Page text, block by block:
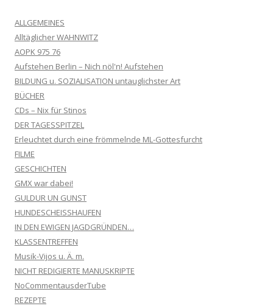
ALLGEMEINES
Alltäglicher WAHNWITZ
AOPK 975 76
Aufstehen Berlin – Nich nöl'n! Aufstehen
BILDUNG u. SOZIALISATION untauglichster Art
BÜCHER
CDs – Nix für Stinos
DER TAGESSPITZEL
Erleuchtet durch eine frömmelnde ML-Gottesfurcht
FILME
GESCHICHTEN
GMX war dabei!
GULDUR UN GUNST
HUNDESCHEISSHAUFEN
IN DEN EWIGEN JAGDGRÜNDEN…
KLASSENTREFFEN
Musik-Vijos u. Ä. m.
NICHT REDIGIERTE MANUSKRIPTE
NoCommentausderTube
REZEPTE